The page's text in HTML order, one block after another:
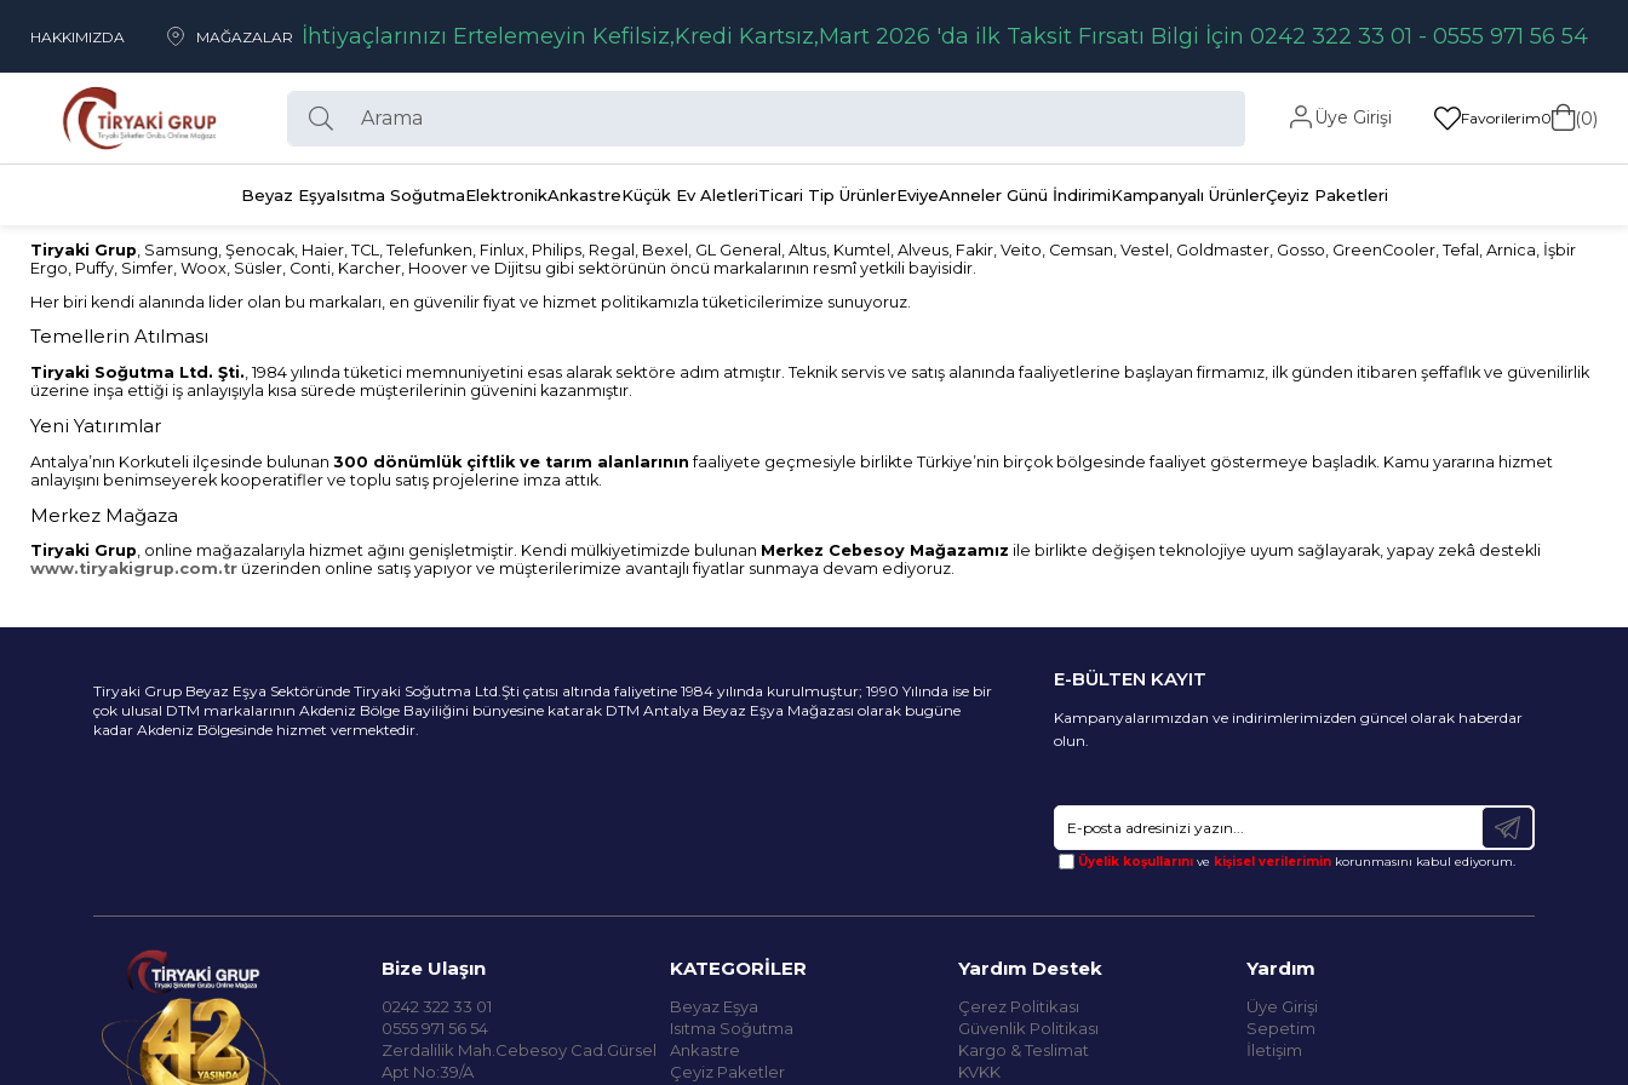
HAKKIMIZDA MAĞAZALAR İhtiyaçlarınızı Ertelemeyin Kefilsiz,Kredi Kartsız,Mart 2026 'da ilk Taksit Fırsatı Bilgi İçin 0242 322 33 01 - 0555 971 56 54
Üye Girişi Favorilerim0 0
Beyaz EşyaIsıtma SoğutmaElektronikAnkastreKüçük Ev AletleriTicari Tip ÜrünlerEviyeAnneler Günü İndirimiKampanyalı ÜrünlerÇeyiz Paketleri
Tiryaki Grup , Samsung, Şenocak, Haier, TCL, Telefunken, Finlux, Philips, Regal, Bexel, GL General, Altus, Kumtel, Alveus, Fakir, Veito, Cemsan, Vestel, Goldmaster, Gosso, GreenCooler, Tefal, Arnica, İşbir
Ergo, Puffy, Simfer, Woox, Süsler, Conti, Karcher, Hoover ve Dijitsu gibi sektörünün öncü markalarının resmî yetkili bayisidir.
Her biri kendi alanında lider olan bu markaları, en güvenilir fiyat ve hizmet politikamızla tüketicilerimize sunuyoruz.
Temellerin Atılması
Tiryaki Soğutma Ltd. Şti., 1984 yılında tüketici memnuniyetini esas alarak sektöre adım atmıştır. Teknik servis ve satış alanında faaliyetlerine başlayan firmamız, ilk günden itibaren şeffaflık ve güvenilirlik
üzerine inşa ettiği iş anlayışıyla kısa sürede müşterilerinin güvenini kazanmıştır.
Yeni Yatırımlar
Antalya’nın Korkuteli ilçesinde bulunan 300 dönümlük çiftlik ve tarım alanlarının faaliyete geçmesiyle birlikte Türkiye’nin birçok bölgesinde faaliyet göstermeye başladık. Kamu yararına hizmet
anlayışını benimseyerek kooperatifler ve toplu satış projelerine imza attık.
Merkez Mağaza
Tiryaki Grup, online mağazalarıyla hizmet ağını genişletmiştir. Kendi mülkiyetimizde bulunan Merkez Cebesoy Mağazamız ile birlikte değişen teknolojiye uyum sağlayarak, yapay zekâ destekli
www.tiryakigrup.com.tr üzerinden online satış yapıyor ve müşterilerimize avantajlı fiyatlar sunmaya devam ediyoruz.
Tiryaki Grup Beyaz Eşya Sektöründe Tiryaki Soğutma Ltd.Şti çatısı altında faliyetine 1984 yılında kurulmuştur; 1990 Yılında ise bir
çok ulusal DTM markalarının Akdeniz Bölge Bayiliğini bünyesine katarak DTM Antalya Beyaz Eşya Mağazası olarak bugüne
kadar Akdeniz Bölgesinde hizmet vermektedir.
E-BÜLTEN KAYIT
Kampanyalarımızdan ve indirimlerimizden güncel olarak haberdar
olun.
Üyelik koşullarını ve kişisel verilerimin korunmasını kabul ediyorum.
Bize Ulaşın
0242 322 33 01
0555 971 56 54
Zerdalilik Mah.Cebesoy Cad.Gürsel
Apt No:39/A
KATEGORİLER
Beyaz Eşya
Isıtma Soğutma
Ankastre
Çeyiz Paketler
Yardım Destek
Çerez Politikası
Güvenlik Politikası
Kargo & Teslimat
KVKK
Yardım
Üye Girişi
Sepetim
İletişim